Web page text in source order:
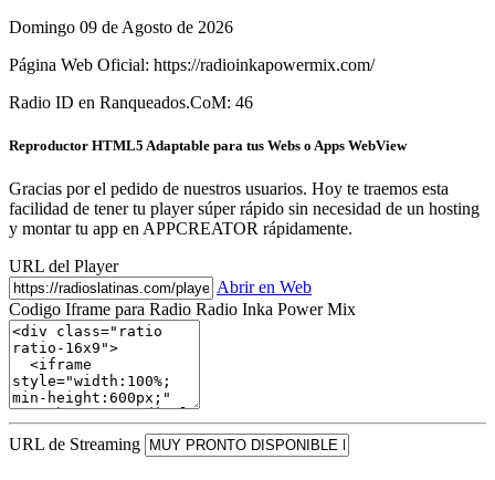
Domingo 09 de Agosto de 2026
Página Web Oficial: https://radioinkapowermix.com/
Radio ID en Ranqueados.CoM: 46
Reproductor HTML5 Adaptable para tus Webs o Apps WebView
Gracias por el pedido de nuestros usuarios. Hoy te traemos esta
facilidad de tener tu player súper rápido sin necesidad de un hosting
y montar tu app en APPCREATOR rápidamente.
URL del Player
Abrir en Web
Codigo Iframe para Radio Radio Inka Power Mix
URL de Streaming